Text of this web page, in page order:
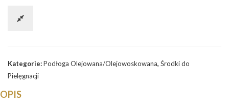
Naplana
Kategorie:Podłoga Olejowana/Olejowoskowana, Środki do
Pielęgnacji
OPIS